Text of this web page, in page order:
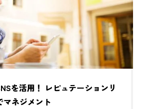
を活用！ レピュテーションリ
マネジメント